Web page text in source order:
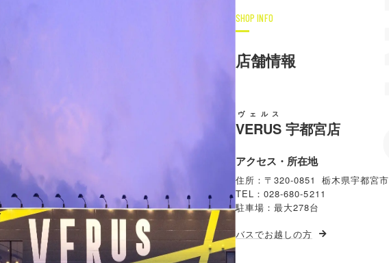
SHOP INFO
店舗情報
VERUS
ヴェルス
宇都宮店
アクセス・所在地
住所：〒320-0851 栃木県宇都宮
TEL：028-680-5211
駐車場：最大278台
バスでお越しの方